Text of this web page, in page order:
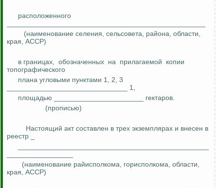
расположенного
(наименование селения, сельсовета, района, области,
края, АССР)
в границах, обозначенных на прилагаемой
копии
топографического
плана угловыми пунктами 1, 2, 3
_______________________________ 1,
площадью _______________________ гектаров.
(прописью)
Настоящий акт составлен в трех экземплярах и внесен в
реестр _
(наименование райисполкома, горисполкома, области,
края, АССР)